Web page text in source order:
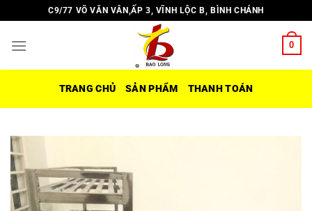
đến
nội
C9/77 VÕ VĂN VÂN,ẤP 3, VĨNH LỘC B, BÌNH CHÁNH
0
TRANG CHỦ SẢN PHẨM THANH TOÁN